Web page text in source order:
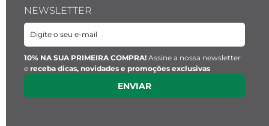
NEWSLETTER
10% NA SUA PRIMEIRA COMPRA! Assine a nossa newsletter
e receba dicas, novidades e promoções exclusivas
ENVIAR